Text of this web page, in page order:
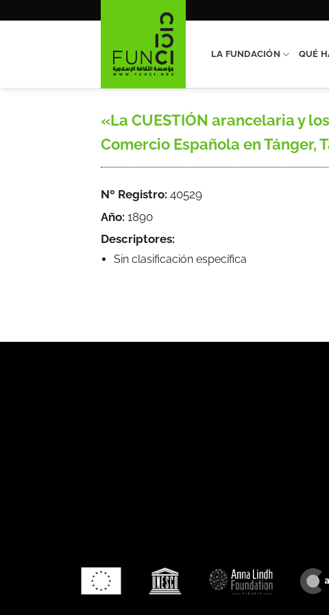
LA FUNDACIÓN QUÉ
«La CUESTIÓN arancelaria y
Comercio Española en Tánger,
Nº Registro: 40529
Año: 1890
Descriptores:
Sin clasificación específica